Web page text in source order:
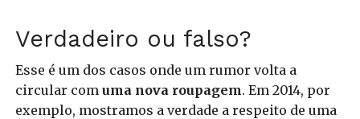
Verdadeiro ou falso?
Esse é um dos casos onde um rumor volta a
circular com uma nova roupagem. Em 2014, por
exemplo, mostramos a verdade a respeito de uma